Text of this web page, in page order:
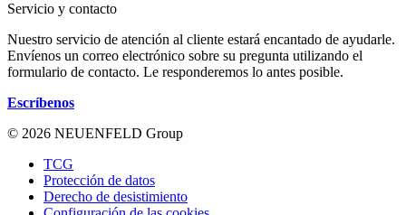
Servicio y contacto
Nuestro servicio de atención al cliente estará encantado de ayudarle.
Envíenos un correo electrónico sobre su pregunta utilizando el
formulario de contacto. Le responderemos lo antes posible.
Escríbenos
© 2026 NEUENFELD Group
TCG
Protección de datos
Derecho de desistimiento